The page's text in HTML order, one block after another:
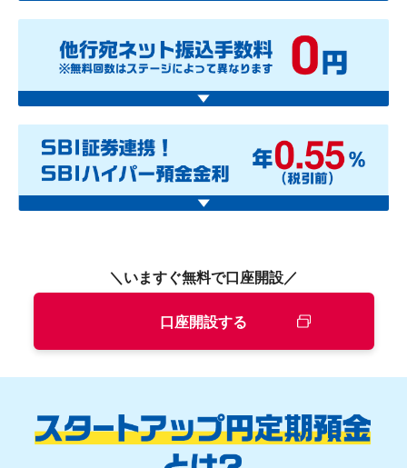
＼いますぐ無料で口座開設／
口座開設する